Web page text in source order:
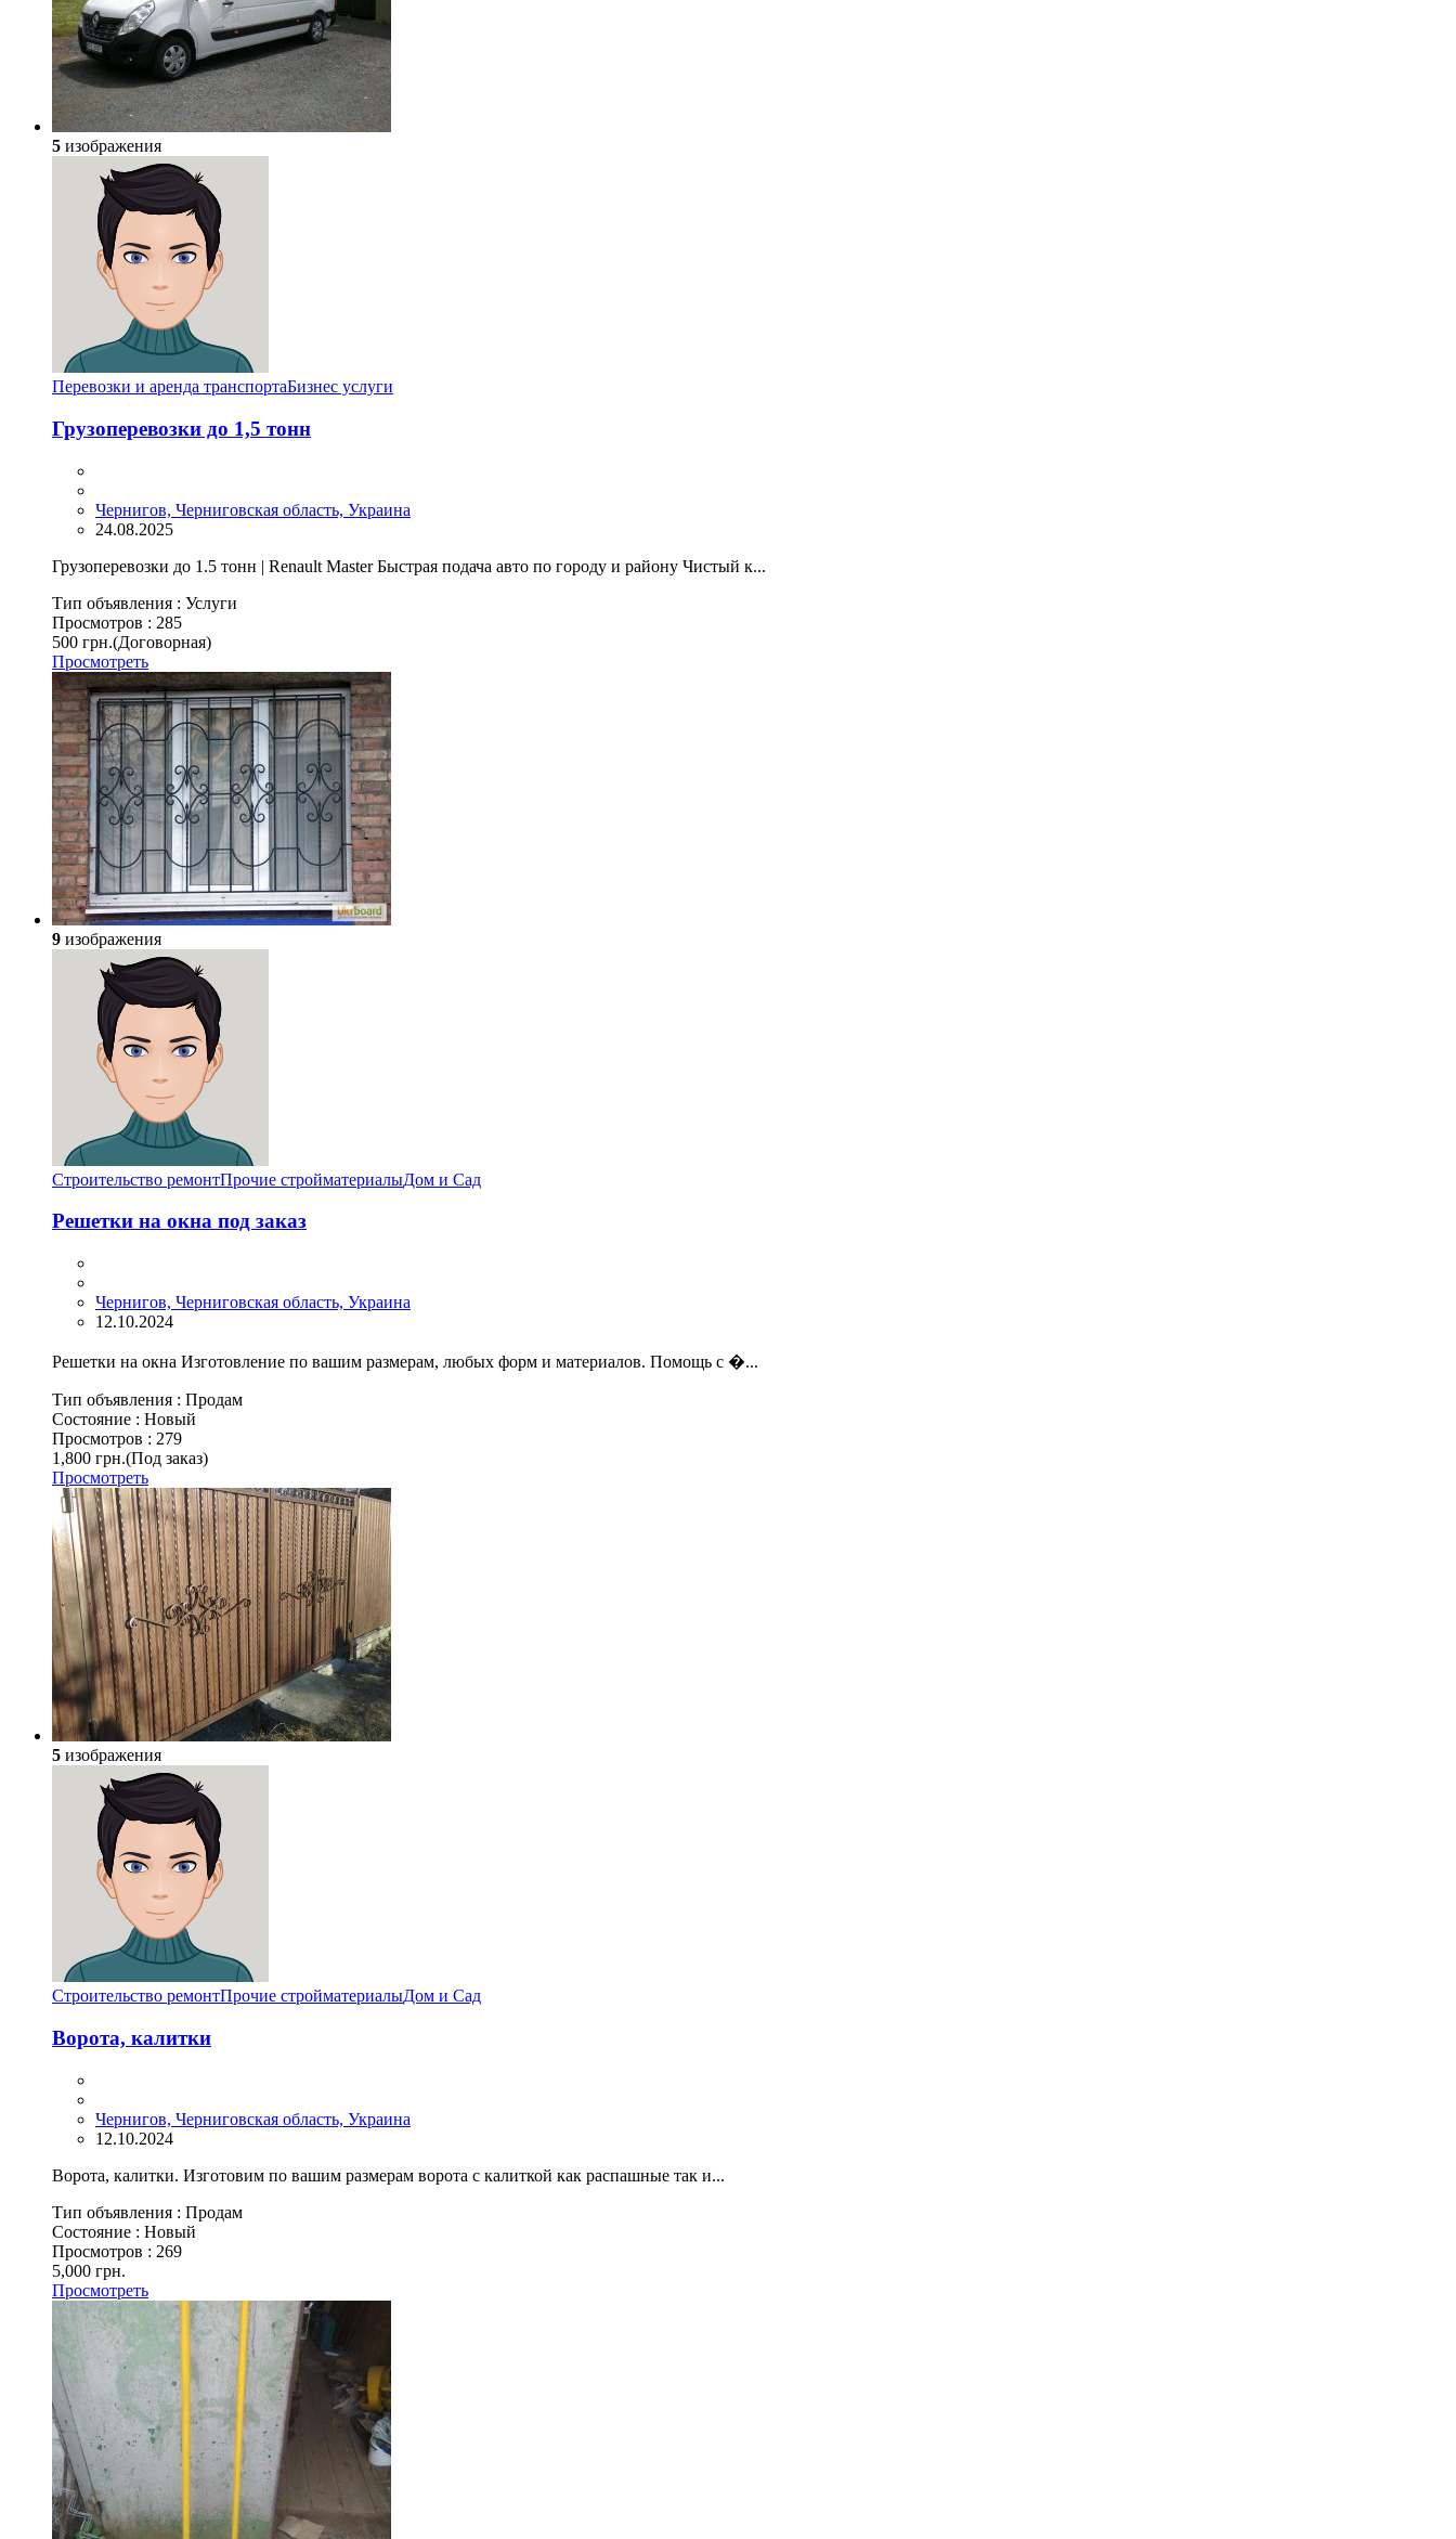
5 изображения
Перевозки и аренда транспортаБизнес услуги
Грузоперевозки до 1,5 тонн
Чернигов, Черниговская область, Украина
24.08.2025
Грузоперевозки до 1.5 тонн | Renault Master Быстрая подача авто по городу и району Чистый к...
Тип объявления : Услуги
Просмотров : 285
500 грн.(Договорная)
Просмотреть
9 изображения
Строительство ремонтПрочие стройматериалыДом и Сад
Решетки на окна под заказ
Чернигов, Черниговская область, Украина
12.10.2024
Решетки на окна Изготовление по вашим размерам, любых форм и материалов. Помощь с �...
Тип объявления : Продам
Состояние : Новый
Просмотров : 279
1,800 грн.(Под заказ)
Просмотреть
5 изображения
Строительство ремонтПрочие стройматериалыДом и Сад
Ворота, калитки
Чернигов, Черниговская область, Украина
12.10.2024
Ворота, калитки. Изготовим по вашим размерам ворота с калиткой как распашные так и...
Тип объявления : Продам
Состояние : Новый
Просмотров : 269
5,000 грн.
Просмотреть